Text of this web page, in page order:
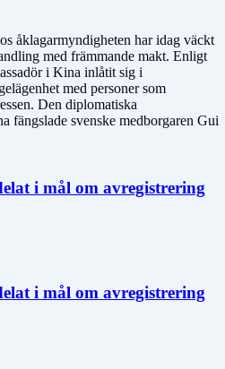
åklagarmyndigheten har idag väckt
med främmande makt. Enligt
i Kina inlåtit sig i
med personer som
Den diplomatiska
fängslade svenske medborgaren Gui
i mål om avregistrering
i mål om avregistrering